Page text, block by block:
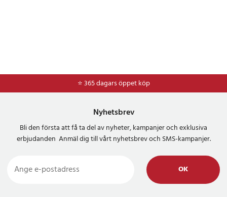
⭐ 365 dagars öppet köp
⭐Frakt 49kr *
Nyhetsbrev
Bli den första att få ta del av nyheter, kampanjer och exklusiva
erbjudanden Anmäl dig till vårt nyhetsbrev och SMS-kampanjer.
OK